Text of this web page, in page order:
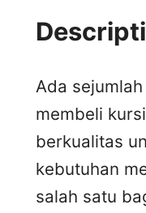
Ada
membeli
berkualitas
kebutuhan
salah satu